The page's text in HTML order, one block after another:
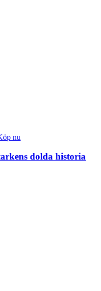
nu
dolda historia